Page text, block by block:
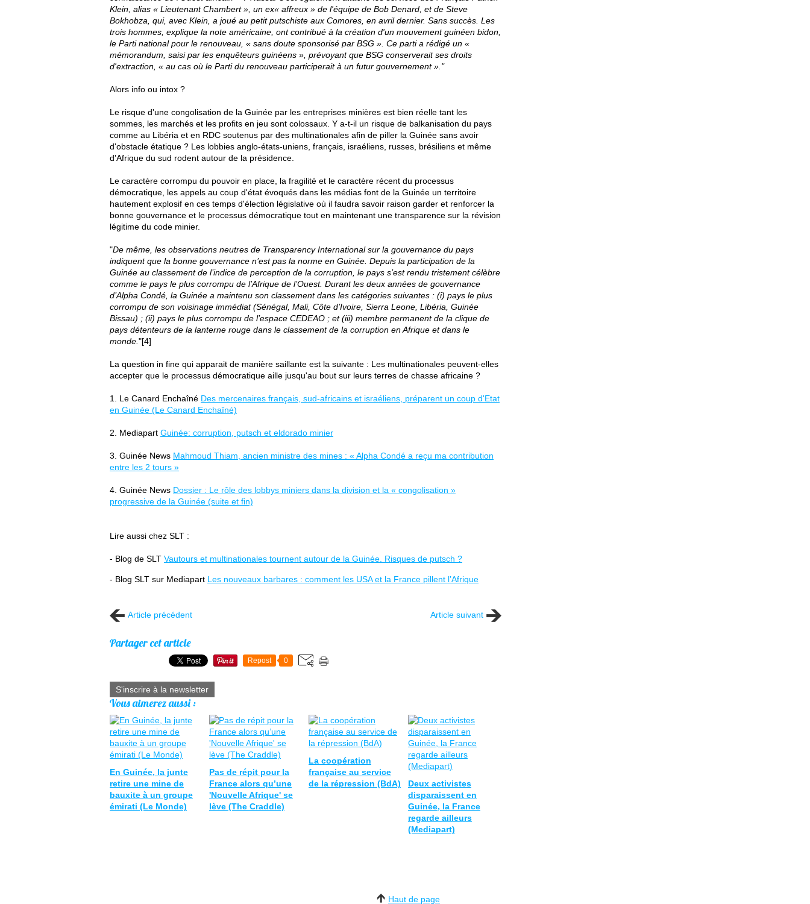
Klein, alias « Lieutenant Chambert », un ex­« affreux » de l'équipe de Bob Denard, et de Steve
Bokhobza, qui, avec Klein, a joué au petit putschiste aux Co­mores, en avril dernier. Sans succès. Les
trois hommes, explique la note américaine, ont contribué à la créa­tion d'un mouvement guinéen bidon,
le Parti national pour le renouveau, « sans doute sponsorisé par BSG ». Ce parti a rédigé un «
mémorandum, saisi par les enquêteurs guinéens », prévoyant que BSG conserverait ses droits
d'extraction, « au cas où le Parti du renouveau participerait à un futur gouvernement »."
Alors info ou intox ?
Le risque d'une congolisation de la Guinée par les entreprises minières est bien réelle tant les
sommes, les marchés et les profits en jeu sont colossaux. Y a-t-il un risque de balkanisation du pays
comme au Libéria et en RDC soutenus par des multinationales afin de piller la Guinée sans avoir
d'obstacle étatique ? Les lobbies anglo-états-uniens, français, israéliens, russes, brésiliens et même
d'Afrique du sud rodent autour de la présidence.
Le caractère corrompu du pouvoir en place, la fragilité et le caractère récent du processus
démocratique, les appels au coup d'état évoqués dans les médias font de la Guinée un territoire
hautement explosif en ces temps d'élection législative où il faudra savoir raison garder et renforcer la
bonne gouvernance et le processus démocratique tout en maintenant une transparence sur la révision
légitime du code minier.
"De même, les observations neutres de Transparency International sur la gouvernance du pays
indiquent que la bonne gouvernance n’est pas la norme en Guinée. Depuis la participation de la
Guinée au classement de l’indice de perception de la corruption, le pays s’est rendu tristement célèbre
comme le pays le plus corrompu de l’Afrique de l’Ouest. Durant les deux années de gouvernance
d’Alpha Condé, la Guinée a maintenu son classement dans les catégories suivantes : (i) pays le plus
corrompu de son voisinage immédiat (Sénégal, Mali, Côte d’Ivoire, Sierra Leone, Libéria, Guinée
Bissau) ; (ii) pays le plus corrompu de l’espace CEDEAO ; et (iii) membre permanent de la clique de
pays détenteurs de la lanterne rouge dans le classement de la corruption en Afrique et dans le
monde. "[4]
La question in fine qui apparait de manière saillante est la suivante : Les multinationales peuvent-elles
accepter que le processus démocratique aille jusqu'au bout sur leurs terres de chasse africaine ?
1. Le Canard Enchaîné Des mercenaires français, sud-africains et israéliens, préparent un coup d'Etat
en Guinée (Le Canard Enchaîné)
2. Mediapart Guinée: corruption, putsch et eldorado minier
3. Guinée News Mahmoud Thiam, ancien ministre des mines : « Alpha Condé a reçu ma contribution
entre les 2 tours »
4. Guinée News Dossier : Le rôle des lobbys miniers dans la division et la « congolisation »
progressive de la Guinée (suite et fin)
Lire aussi chez SLT :
- Blog de SLT Vautours et multinationales tournent autour de la Guinée. Risques de putsch ?
- Blog SLT sur Mediapart Les nouveaux barbares : comment les USA et la France pillent l’Afrique
Article précédent Article suivant
Partager cet article
Repost 0
S'inscrire à la newsletter
Vous aimerez aussi :
En Guinée, la junte
retire une mine de
bauxite à un groupe
émirati (Le Monde)
Pas de répit pour la
France alors qu’une
'Nouvelle Afrique' se
lève (The Craddle)
La coopération
française au service
de la répression (BdA)
Deux activistes
disparaissent en
Guinée, la France
regarde ailleurs
(Mediapart)
Haut de page